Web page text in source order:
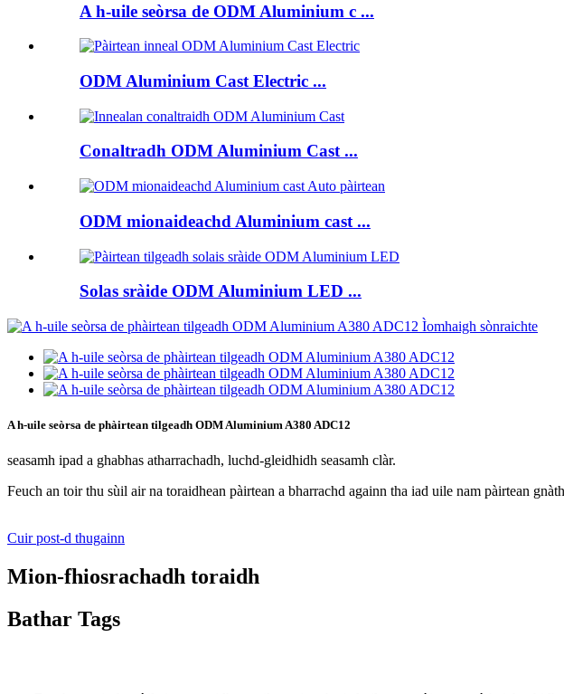
A h-uile seòrsa de ODM Aluminium c ...
ODM Aluminium Cast Electric ...
Conaltradh ODM Aluminium Cast ...
ODM mionaideachd Aluminium cast ...
Solas sràide ODM Aluminium LED ...
A h-uile seòrsa de phàirtean tilgeadh ODM Aluminium A380 ADC12
seasamh ipad a ghabhas atharrachadh, luchd-gleidhidh seasamh clàr.
Feuch an toir thu sùil air na toraidhean pàirtean a bharrachd againn tha iad uile nam pàirtean
Cuir post-d thugainn
Mion-fhiosrachadh toraidh
Bathar Tags